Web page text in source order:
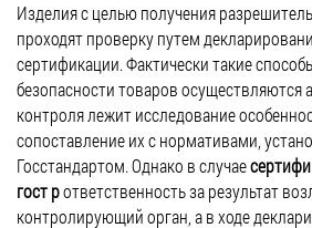
Изделия с целью получения
проходят проверку путем
сертификации. Фактически такие
безопасности товаров осуществляются
контроля лежит исследование
сопоставление их с нормативами,
Госстандартом. Однако в случае
гост рответственность за результат
контролирующий орган, а в ходе